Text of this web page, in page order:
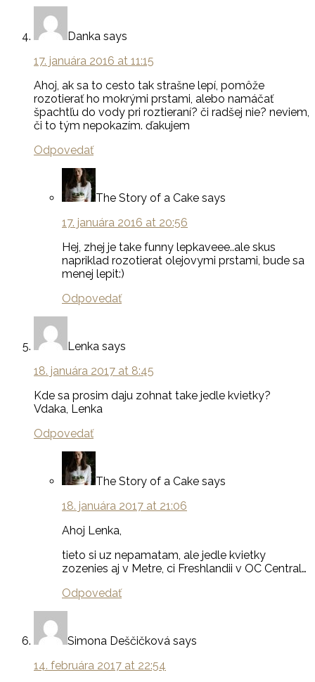
Danka says
17. januára 2016 at 11:15
Ahoj, ak sa to cesto tak strašne lepí, pomôže
rozotierať ho mokrými prstami, alebo namáčať
špachtľu do vody pri roztieraní? či radšej nie? neviem,
či to tým nepokazím. ďakujem
Odpovedať
The Story of a Cake says
17. januára 2016 at 20:56
Hej, zhej je take funny lepkaveee..ale skus
napriklad rozotierat olejovymi prstami, bude sa
menej lepit:)
Odpovedať
Lenka says
18. januára 2017 at 8:45
Kde sa prosim daju zohnat take jedle kvietky?
Vdaka, Lenka
Odpovedať
The Story of a Cake says
18. januára 2017 at 21:06
Ahoj Lenka,
tieto si uz nepamatam, ale jedle kvietky
zozenies aj v Metre, ci Freshlandii v OC Central…
Odpovedať
Simona Deščičková says
14. februára 2017 at 22:54